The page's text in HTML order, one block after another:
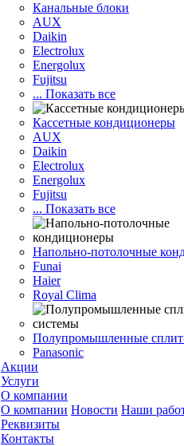
Канальные блоки
AUX
Dаikin
Electrolux
Energolux
Fujitsu
... Показать все
Кассетные кондиционеры
AUX
Daikin
Electrolux
Energolux
Fujitsu
... Показать все
Напольно-потолочные
Funai
Haier
Royal Clima
Полупромышленные
Panasonic
Акции
Услуги
О компании
О компании Новости Наши
Реквизиты
Контакты